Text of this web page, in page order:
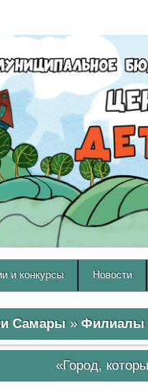
и конкурсы Новости
Самары» Филиалы
«Город,